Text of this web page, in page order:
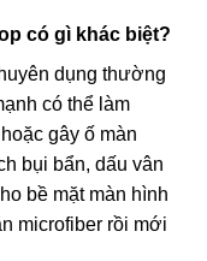
có gì khác biệt?
dụng thường
có thể làm
gây ố màn
bụi bẩn, dấu vân
bề mặt màn hình
microfiber rồi mới